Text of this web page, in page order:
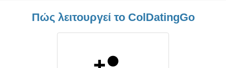
Πώς λειτουργεί το ColDatingGo